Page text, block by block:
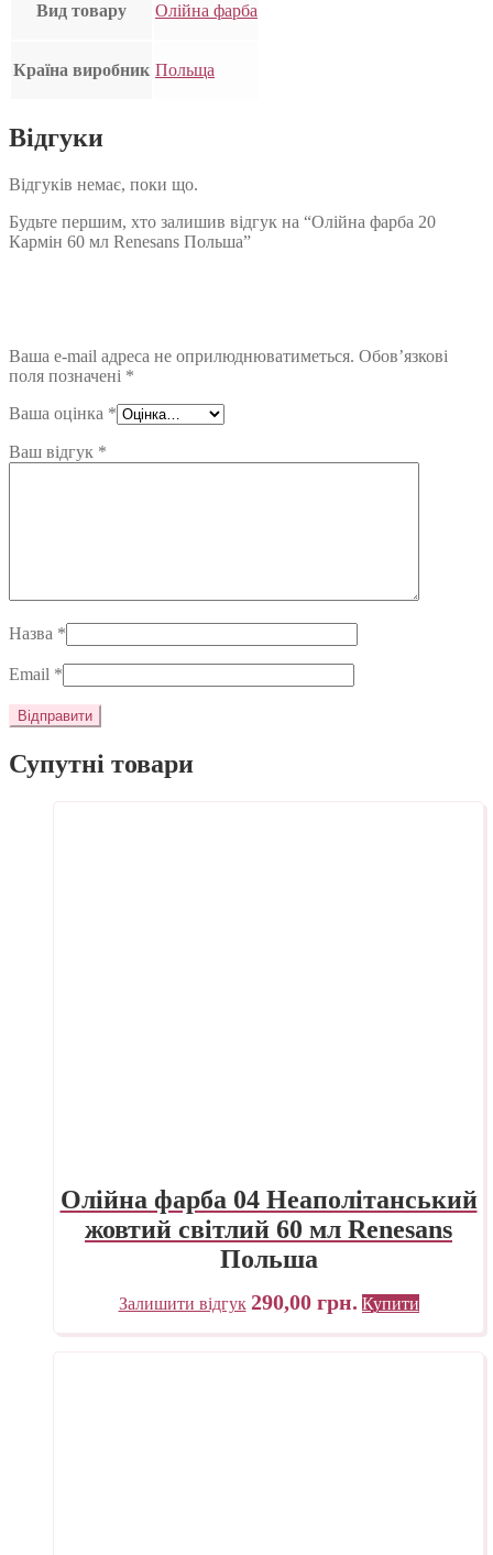
Вид товару Олійна фарба
Країна виробник Польща
Відгуки
Відгуків немає, поки що.
Будьте першим, хто залишив відгук на “Олійна фарба 20
Кармін 60 мл Renesans Польша”
Ваша e-mail адреса не оприлюднюватиметься. Обов’язкові
поля позначені *
Ваша оцінка *
Ваш відгук *
Назва *
Email *
Супутні товари
Олійна фарба 04 Неаполітанський
жовтий світлий 60 мл Renesans
Польша
Залишити відгук 290,00 грн. Купити